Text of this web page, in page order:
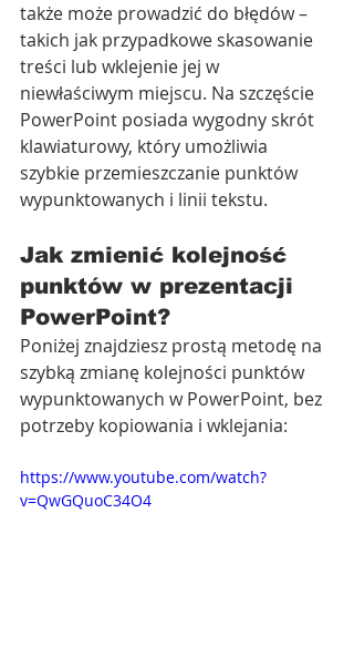
także może prowadzić do błędów –
takich jak przypadkowe skasowanie
treści lub wklejenie jej w
niewłaściwym miejscu. Na szczęście
PowerPoint posiada wygodny skrót
klawiaturowy, który umożliwia
szybkie przemieszczanie punktów
wypunktowanych i linii tekstu.
Jak zmienić kolejność
punktów w prezentacji
PowerPoint?
Poniżej znajdziesz prostą metodę na
szybką zmianę kolejności punktów
wypunktowanych w PowerPoint, bez
potrzeby kopiowania i wklejania:
https://www.youtube.com/watch?
v=QwGQuoC34O4